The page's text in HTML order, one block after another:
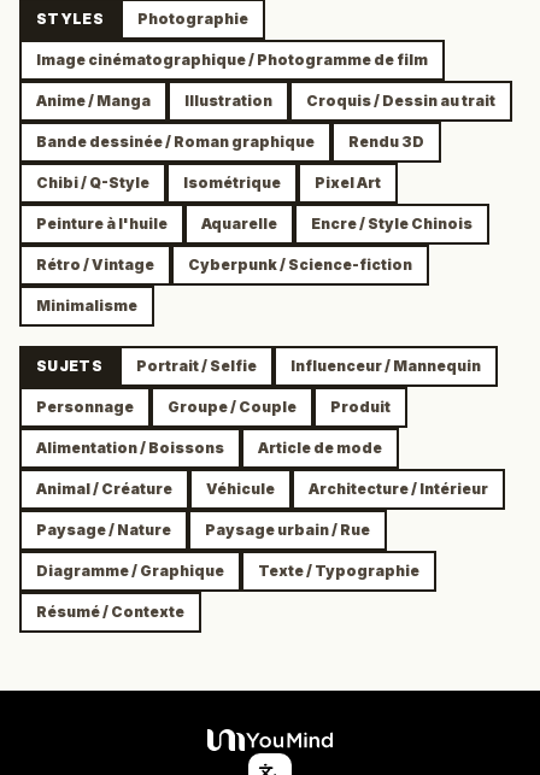
STYLES Photographie
Image cinématographique / Photogramme de film
Anime / Manga Illustration Croquis / Dessin au trait
Bande dessinée / Roman graphique Rendu 3D
Chibi / Q-Style Isométrique Pixel Art
Peinture à l'huile Aquarelle Encre / Style Chinois
Rétro / Vintage Cyberpunk / Science-fiction
Minimalisme
SUJETS Portrait / Selfie Influenceur / Mannequin
Personnage Groupe / Couple Produit
Alimentation / Boissons Article de mode
Animal / Créature Véhicule Architecture / Intérieur
Paysage / Nature Paysage urbain / Rue
Diagramme / Graphique Texte / Typographie
Résumé / Contexte